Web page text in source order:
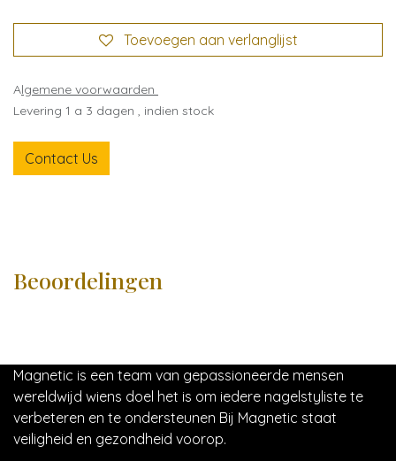
Toevoegen aan verlanglijst
Algemene voorwaarden
Levering 1 a 3 dagen , indien stock
Contact Us
Beoordelingen
Magnetic is een team van gepassioneerde mensen
wereldwijd wiens doel het is om iedere nagelstyliste te
verbeteren en te ondersteunen Bij Magnetic staat
veiligheid en gezondheid voorop.